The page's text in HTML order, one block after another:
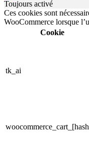
Toujours activé
Ces cookies sont
WooCommerce lorsque
Cookie
tk_ai